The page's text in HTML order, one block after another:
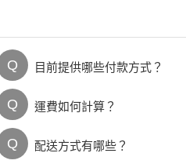
Q 目前提供哪些付款方式？
Q 運費如何計算？
Q 配送方式有哪些？